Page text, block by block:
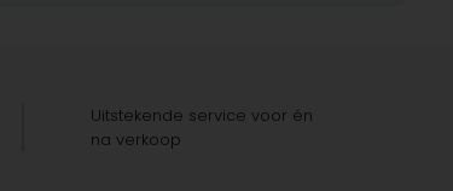
Uitstekende service voor én
na verkoop